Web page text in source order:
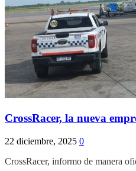
CrossRacer, la nueva
22 diciembre, 2025 0
CrossRacer, informo de manera